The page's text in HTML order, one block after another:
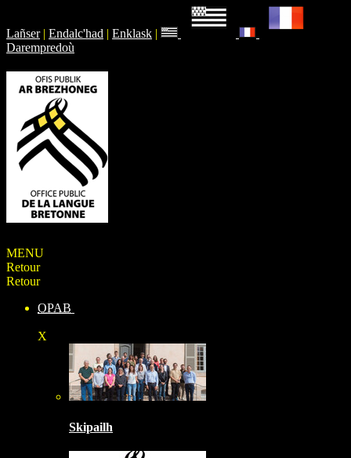
Lañser | Endalc'had | Enklask |
Darempredoù
MENU
Retour
Retour
OPAB
X
Skipailh